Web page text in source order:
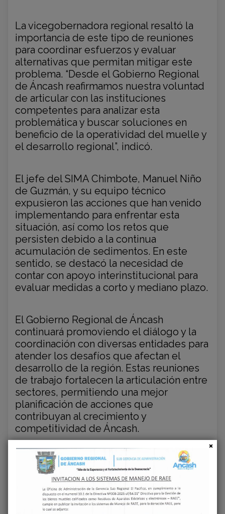
La vicegobernadora regional resaltó la
importancia de este tipo de reuniones
para coordinar esfuerzos y evaluar
alternativas que permitan mitigar este
problema. “Desde el Gobierno Regional
de Áncash reafirmamos nuestra voluntad
de articular con las instituciones
competentes para analizar esta
problemática y buscar soluciones en
beneficio de la operatividad del muelle y
el desarrollo regional”, indicó.
El jefe del SIMA Chimbote, Manuel Niño
de Guzmán, y su equipo técnico
expusieron las acciones que han venido
implementando para enfrentar esta
situación, así como los retos que
persisten debido a la continua
acumulación de sedimentos. En este
sentido, se destacó la necesidad de
contar con apoyo interinstitucional para
evaluar medidas a corto y mediano plazo.
El Gobierno Regional de Áncash
continuará promoviendo el diálogo y la
coordinación con diversas entidades para
atender los desafíos que afectan el
desarrollo de la región. Estas reuniones
de trabajo fortalecen la articulación entre
sectores, permitiendo una mejor
planificación de acciones que
contribuyan al crecimiento y
competitividad de Áncash.